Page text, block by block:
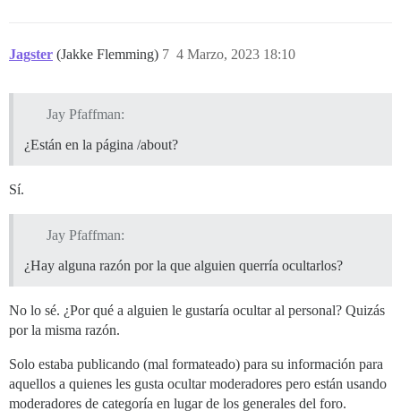
Jagster (Jakke Flemming) 4 Marzo, 2023 18:10
7
Jay Pfaffman:
¿Están en la página /about?
Sí.
Jay Pfaffman:
¿Hay alguna razón por la que alguien querría ocultarlos?
No lo sé. ¿Por qué a alguien le gustaría ocultar al personal? Quizás
por la misma razón.
Solo estaba publicando (mal formateado) para su información para
aquellos a quienes les gusta ocultar moderadores pero están usando
moderadores de categoría en lugar de los generales del foro.